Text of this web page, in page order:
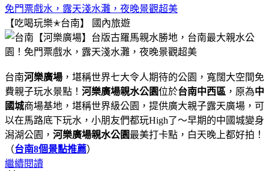
免門票戲水，露天淺水灘，夜晚景觀超美
【吃喝玩樂✭台南】
國內旅遊
台南河樂廣場 ，堪稱世界七大令人期待的公園，寬闊大空間免
費親子玩水景點！ 河樂廣場親水公園位於台南中西區 ，原為中
國城商場基地，堪稱世界級公園，提供廣大親子露天廣場，可
以在馬路底下玩水，小朋友們都玩High了～早期的中國城變身
潟湖公園， 河樂廣場親水公園最美打卡點，白天晚上都好拍！
（台南8個景點推薦）
繼續閱讀